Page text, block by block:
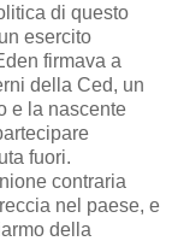
di questo
esercito
firmava a
della Ced, un
e la nascente
fuori.
contraria
nel paese, e
della